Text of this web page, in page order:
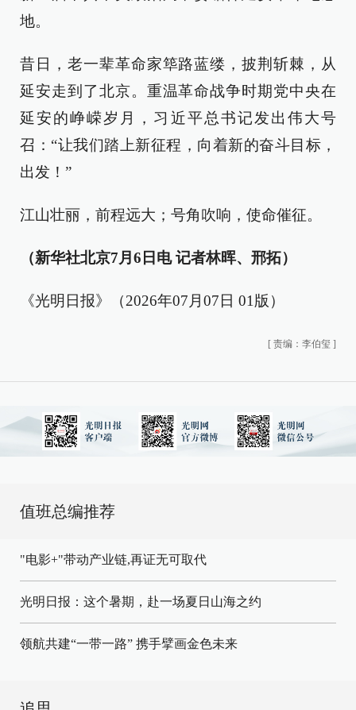
地。
昔日，老一辈革命家筚路蓝缕，披荆斩棘，从
延安走到了北京。重温革命战争时期党中央在
延安的峥嵘岁月，习近平总书记发出伟大号
召：“让我们踏上新征程，向着新的奋斗目标，
出发！”
江山壮丽，前程远大；号角吹响，使命催征。
（新华社北京7月6日电 记者林晖、邢拓）
《光明日报》（2026年07月07日 01版）
[ 责编：李伯玺 ]
值班总编推荐
"电影+"带动产业链,再证无可取代
光明日报：这个暑期，赴一场夏日山海之约
领航共建“一带一路” 携手擘画金色未来